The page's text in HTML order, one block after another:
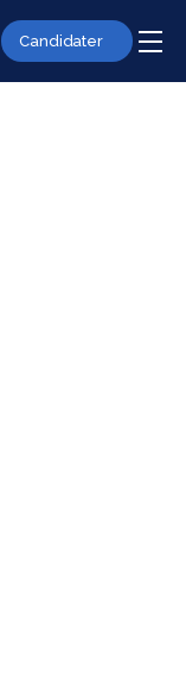
Candidater